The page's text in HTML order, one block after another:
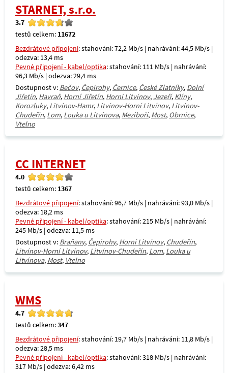
STARNET, s.r.o.
3.7
testů celkem: 11672
Bezdrátové připojení: stahování: 72,2 Mb/s | nahrávání: 44,5 Mb/s |
odezva: 13,4 ms
Pevné připojení - kabel/optika: stahování: 111 Mb/s | nahrávání:
96,3 Mb/s | odezva: 29,4 ms
Dostupnost v: Bečov, Čepirohy, Černice, České Zlatníky, Dolní
Jiřetín, Havraň, Horní Jiřetín, Horní Litvínov, Jezeří, Klíny,
Korozluky, Litvínov-Hamr, Litvínov-Horní Litvínov, Litvínov-
Chudeřín, Lom, Louka u Litvínova, Meziboří, Most, Obrnice,
Vtelno
CC INTERNET
4.0
testů celkem: 1367
Bezdrátové připojení: stahování: 96,7 Mb/s | nahrávání: 93,0 Mb/s |
odezva: 18,2 ms
Pevné připojení - kabel/optika: stahování: 215 Mb/s | nahrávání:
245 Mb/s | odezva: 11,5 ms
Dostupnost v: Braňany, Čepirohy, Horní Litvínov, Chudeřín,
Litvínov-Horní Litvínov, Litvínov-Chudeřín, Lom, Louka u
Litvínova, Most, Vtelno
WMS
4.7
testů celkem:347
Bezdrátové připojení: stahování: 19,7 Mb/s | nahrávání: 11,8 Mb/s |
odezva: 28,5 ms
Pevné připojení - kabel/optika: stahování: 318 Mb/s | nahrávání:
317 Mb/s | odezva: 6,42 ms